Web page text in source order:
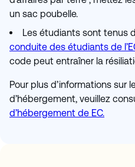
un sac poubelle.
Les étudiants sont tenus
conduite des étudiants de
code peut entraîner la
Pour plus d’informations sur
d’hébergement, veuillez
d’hébergement de EC.